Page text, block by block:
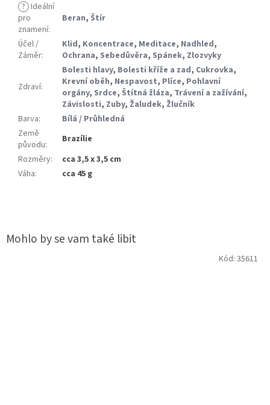
? Ideální
pro
znamení:
Beran, Štír
Účel /
Záměr:
Klid, Koncentrace, Meditace, Nadhled,
Ochrana, Sebedůvěra, Spánek, Zlozvyky
Zdraví:
Bolesti hlavy, Bolesti kříže a zad, Cukrovka,
Krevní oběh, Nespavost, Plíce, Pohlavní
orgány, Srdce, Štítná žláza, Trávení a zažívání,
Závislosti, Zuby, Žaludek, Žlučník
Barva:
Bílá / Průhledná
Země
původu:
Brazílie
Rozměry:
cca 3,5 x 3,5 cm
Váha: cca 45 g
Kód: 35611